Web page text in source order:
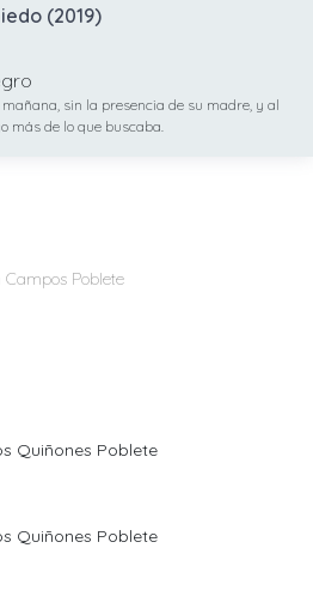
(2019)
sin la presencia de su madre, y al
más de lo que buscaba.
Poblete
Quiñones Poblete
Quiñones Poblete